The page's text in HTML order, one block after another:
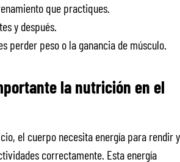
que practiques.
y después.
perder peso o la ganancia de músculo.
la nutrición en el
el cuerpo necesita energía para rendir y
correctamente. Esta energía